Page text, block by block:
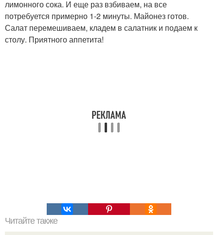
лимонного сока. И еще раз взбиваем, на все
потребуется примерно 1-2 минуты. Майонез готов.
Салат перемешиваем, кладем в салатник и подаем к
столу. Приятного аппетита!
Читайте также